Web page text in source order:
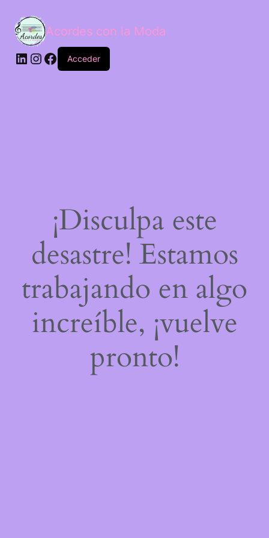
Acordes con la Moda
Acceder
¡Disculpa este
desastre! Estamos
trabajando en algo
increíble, ¡vuelve
pronto!